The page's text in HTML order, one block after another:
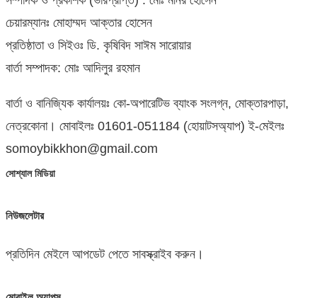
চেয়ারম্যানঃ মোহাম্মদ আক্তার হোসেন
প্রতিষ্ঠাতা ও সিইওঃ ডি. কৃষিবিদ সাঈম সারোয়ার
বার্তা সম্পাদক: মোঃ আদিলুর রহমান
বার্তা ও বানিজ্যিক কার্যালয়ঃ কো-অপারেটিভ ব্যাংক সংলগ্ন, মোক্তারপাড়া,
নেত্রকোনা। মোবাইলঃ 01601-051184 (হোয়াটসঅ্যাপ) ই-মেইলঃ
somoybikkhon@gmail.com
সোশ্যাল মিডিয়া
নিউজলেটার
প্রতিদিন মেইলে আপডেট পেতে সাবস্ক্রাইব করুন।